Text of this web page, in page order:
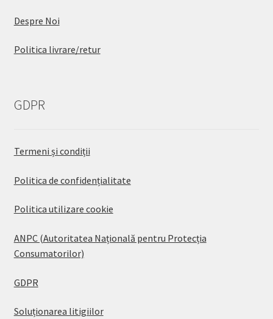
Despre Noi
Politica livrare/retur
GDPR
Termeni și condiții
Politica de confidențialitate
Politica utilizare cookie
ANPC (Autoritatea Națională pentru Protecția
Consumatorilor)
GDPR
Soluționarea litigiilor